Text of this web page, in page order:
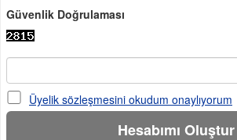
Güvenlik Doğrulaması
Üyelik sözleşmesini okudum onaylıyorum